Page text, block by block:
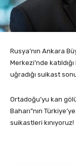
Rusya’nın Ankara
Merkezi’nde
uğradığı suikast
Ortadoğu’yu kan
Baharı”nın
suikastleri kınıyoruz!